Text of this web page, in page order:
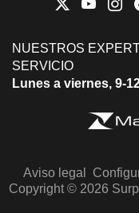
NUESTROS
SERVICIO
Lunes a viernes, 9-
Aviso legal
Copyright © 2026